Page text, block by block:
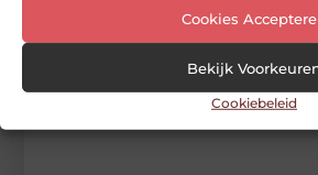
Cookies
Bekijk
Cookiebeleid
met bloggen op
Vinden nu